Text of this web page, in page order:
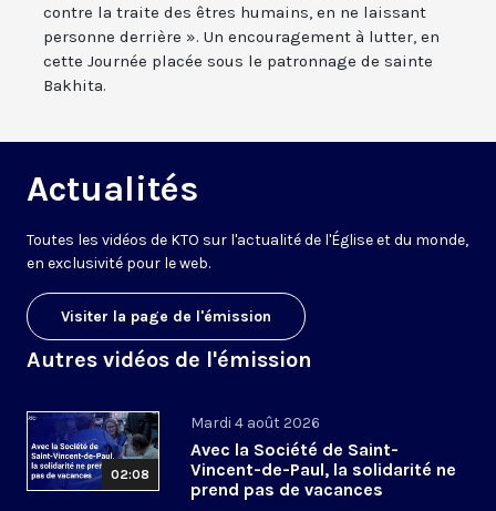
contre la traite des êtres humains, en ne laissant
personne derrière ». Un encouragement à lutter, en
cette Journée placée sous le patronnage de sainte
Bakhita.
Actualités
Toutes les vidéos de KTO sur l'actualité de l'Église et du monde,
en exclusivité pour le web.
Visiter la page de l'émission
Autres vidéos de l'émission
02:08
Mardi 4 août 2026
Avec la Société de Saint-
Vincent-de-Paul, la solidarité ne
prend pas de vacances